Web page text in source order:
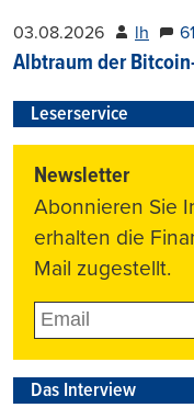
03.08.2026 lh
Albtraum der
Leserservice
Newsletter
Abonnieren Sie
erhalten die
Mail zugestellt.
Das Interview